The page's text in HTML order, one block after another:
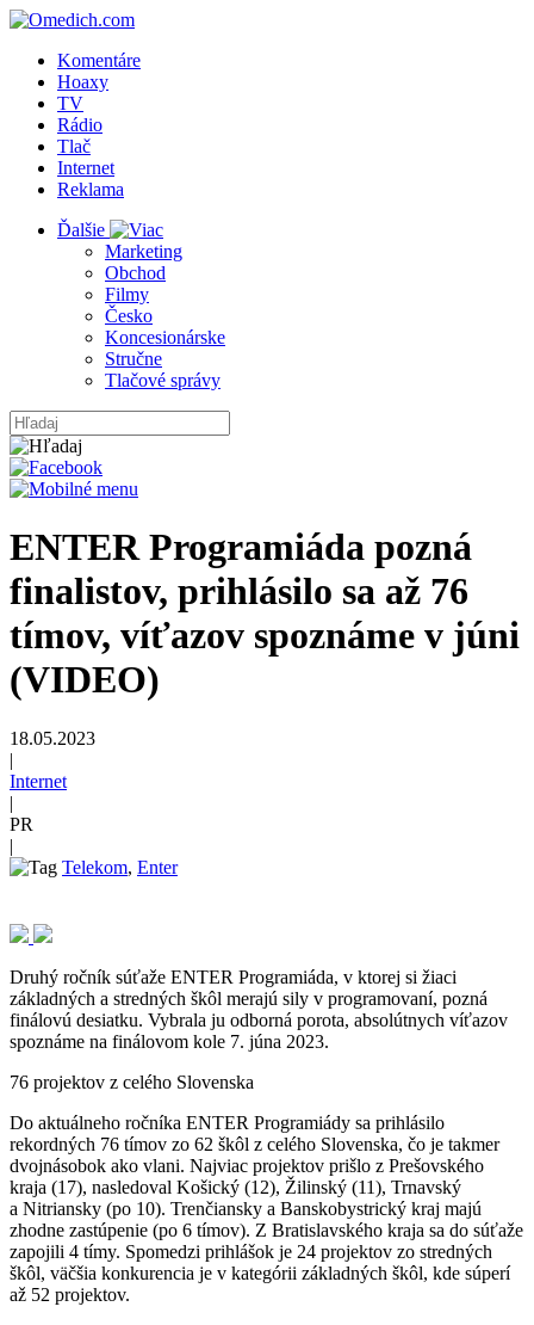
Komentáre
Hoaxy
TV
Rádio
Tlač
Internet
Reklama
Ďalšie
Marketing
Obchod
Filmy
Česko
Koncesionárske
Stručne
Tlačové správy
ENTER Programiáda pozná
finalistov, prihlásilo sa až 76
tímov, víťazov spoznáme v júni
(VIDEO)
18.05.2023
|
Internet
|
PR
|
Telekom, Enter
Druhý ročník súťaže ENTER Programiáda, v ktorej si žiaci
základných a stredných škôl merajú sily v programovaní, pozná
finálovú desiatku. Vybrala ju odborná porota, absolútnych víťazov
spoznáme na finálovom kole 7. júna 2023.
76 projektov z celého Slovenska
Do aktuálneho ročníka ENTER Programiády sa prihlásilo
rekordných 76 tímov zo 62 škôl z celého Slovenska, čo je takmer
dvojnásobok ako vlani. Najviac projektov prišlo z Prešovského
kraja (17), nasledoval Košický (12), Žilinský (11), Trnavský
a Nitriansky (po 10). Trenčiansky a Banskobystrický kraj majú
zhodne zastúpenie (po 6 tímov). Z Bratislavského kraja sa do súťaže
zapojili 4 tímy. Spomedzi prihlášok je 24 projektov zo stredných
škôl, väčšia konkurencia je v kategórii základných škôl, kde súperí
až 52 projektov.